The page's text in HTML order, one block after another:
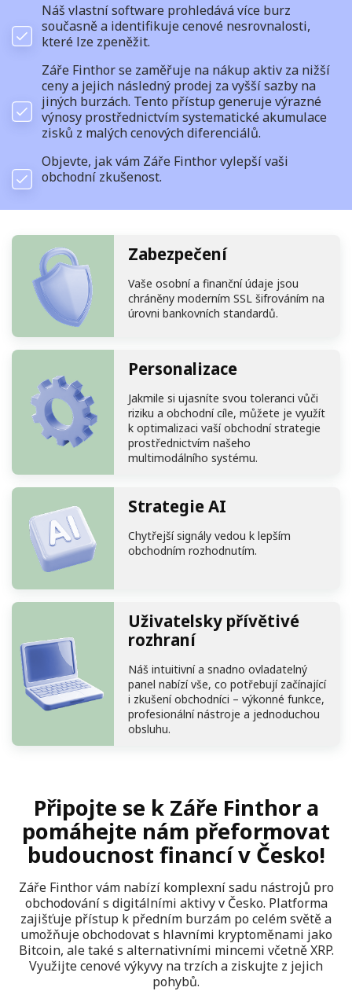
Náš vlastní software prohledává více burz
současně a identifikuje cenové nesrovnalosti,
které lze zpeněžit.
Záře Finthor se zaměřuje na nákup aktiv za nižší
ceny a jejich následný prodej za vyšší sazby na
jiných burzách. Tento přístup generuje výrazné
výnosy prostřednictvím systematické akumulace
zisků z malých cenových diferenciálů.
Objevte, jak vám Záře Finthor vylepší vaši
obchodní zkušenost.
Zabezpečení
Vaše osobní a finanční údaje jsou
chráněny moderním SSL šifrováním na
úrovni bankovních standardů.
Personalizace
Jakmile si ujasníte svou toleranci vůči
riziku a obchodní cíle, můžete je využít
k optimalizaci vaší obchodní strategie
prostřednictvím našeho
multimodálního systému.
Strategie AI
Chytřejší signály vedou k lepším
obchodním rozhodnutím.
Uživatelsky přívětivé
rozhraní
Náš intuitivní a snadno ovladatelný
panel nabízí vše, co potřebují začínající
i zkušení obchodníci – výkonné funkce,
profesionální nástroje a jednoduchou
obsluhu.
Připojte se k Záře Finthor a
pomáhejte nám přeformovat
budoucnost financí v Česko!
Záře Finthor vám nabízí komplexní sadu nástrojů pro
obchodování s digitálními aktivy v Česko. Platforma
zajišťuje přístup k předním burzám po celém světě a
umožňuje obchodovat s hlavními kryptoměnami jako
Bitcoin, ale také s alternativními mincemi včetně XRP.
Využijte cenové výkyvy na trzích a ziskujte z jejich
pohybů.